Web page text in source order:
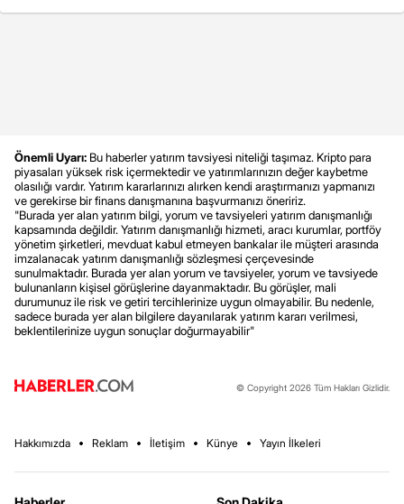
Önemli Uyarı: Bu haberler yatırım tavsiyesi niteliği taşımaz. Kripto para
piyasaları yüksek risk içermektedir ve yatırımlarınızın değer kaybetme
olasılığı vardır. Yatırım kararlarınızı alırken kendi araştırmanızı yapmanızı
ve gerekirse bir finans danışmanına başvurmanızı öneririz.
"Burada yer alan yatırım bilgi, yorum ve tavsiyeleri yatırım danışmanlığı
kapsamında değildir. Yatırım danışmanlığı hizmeti, aracı kurumlar, portföy
yönetim şirketleri, mevduat kabul etmeyen bankalar ile müşteri arasında
imzalanacak yatırım danışmanlığı sözleşmesi çerçevesinde
sunulmaktadır. Burada yer alan yorum ve tavsiyeler, yorum ve tavsiyede
bulunanların kişisel görüşlerine dayanmaktadır. Bu görüşler, mali
durumunuz ile risk ve getiri tercihlerinize uygun olmayabilir. Bu nedenle,
sadece burada yer alan bilgilere dayanılarak yatırım kararı verilmesi,
beklentilerinize uygun sonuçlar doğurmayabilir"
© Copyright 2026 Tüm Hakları Gizlidir.
Hakkımızda Reklam İletişim Künye Yayın İlkeleri